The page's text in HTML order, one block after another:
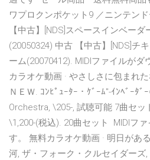
ワプロクンポケット9 ／ニンテン
【中古】[NDS]スペースインベー
(20050324) 中古 【中古】[NDS]チ
ーム(20070412). MIDIファイルが
カラオケ動画 · やさしさに包まれ
ＮＥＷ. ｺﾝﾋﾟｭｰﾀｰ・ｹﾞｰﾑ"-ｲﾝﾍﾞｰﾀﾞ
Orchestra, \205-, 試聴可能 7曲セッ
\1,200-(税込). 20曲セット MIDIフ
す。 無料カラオケ動画 · 明日があ
河, ザ・フォーク・クルセイダーズ